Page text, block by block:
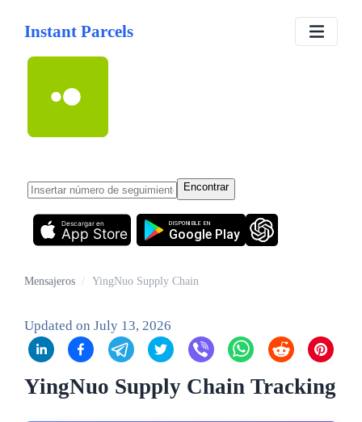
Instant Parcels
Encontrar
App Store
Descargar en
Google Play
DISPONIBLE EN
Mensajeros / YingNuo Supply Chain
Updated on July 13, 2026
YingNuo Supply Chain Tracking